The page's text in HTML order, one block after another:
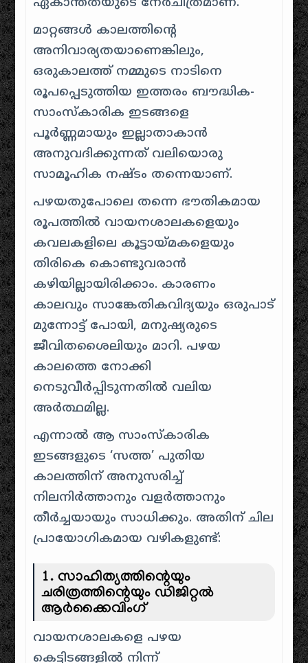
മാറ്റങ്ങൾ കാലത്തിന്റെ
അനിവാര്യതയാണെങ്കിലും,
ഒരുകാലത്ത് നമ്മുടെ നാടിനെ
രൂപപ്പെടുത്തിയ ഇത്തരം ബൗദ്ധിക-
സാംസ്കാരിക ഇടങ്ങളെ
പൂർണ്ണമായും ഇല്ലാതാകാൻ
അനുവദിക്കുന്നത് വലിയൊരു
സാമൂഹിക നഷ്ടം തന്നെയാണ്.
പഴയതുപോലെ തന്നെ ഭൗതികമായ
രൂപത്തിൽ വായനശാലകളെയും
കവലകളിലെ കൂട്ടായ്മകളെയും
തിരികെ കൊണ്ടുവരാൻ
കഴിയില്ലായിരിക്കാം. കാരണം
കാലവും സാങ്കേതികവിദ്യയും ഒരുപാട്
മുന്നോട്ട് പോയി, മനുഷ്യരുടെ
ജീവിതശൈലിയും മാറി. പഴയ
കാലത്തെ നോക്കി
നെടുവീർപ്പിടുന്നതിൽ വലിയ
അർത്ഥമില്ല.
എന്നാൽ ആ സാംസ്കാരിക
ഇടങ്ങളുടെ ‘സത്ത’ പുതിയ
കാലത്തിന് അനുസരിച്ച്
നിലനിർത്താനും വളർത്താനും
തീർച്ചയായും സാധിക്കും. അതിന് ചില
പ്രായോഗികമായ വഴികളുണ്ട്:
1. സാഹിത്യത്തിന്റെയും
ചരിത്രത്തിന്റെയും ഡിജിറ്റൽ
ആർക്കൈവിംഗ്
വായനശാലകളെ പഴയ
കെട്ടിടങ്ങളിൽ നിന്ന്